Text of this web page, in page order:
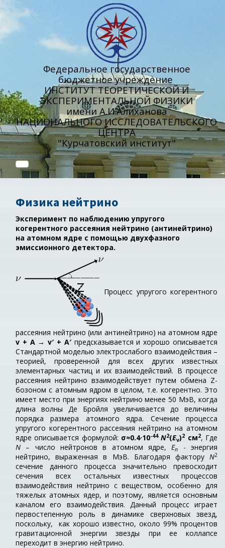
Федеральное государственное
бюджетное учреждение
ИНСТИТУТ ТЕОРЕТИЧЕСКОЙ И
ЭКСПЕРИМЕНТАЛЬНОЙ ФИЗИКИ
имени А.И.Алиханова
НАЦИОНАЛЬНОГО ИССЛЕДОВАТЕЛЬСКОГО
ЦЕНТРА
"Курчатовский институт"
Физика нейтрино
Эксперимент по наблюдению упругого
когерентного рассеяния нейтрино (антинейтрино)
на атомном ядре с помощью двухфазного
эмиссионного детектора.
Процесс упругого когерентного
рассеяния нейтрино (или антинейтрино) на атомном ядре
v + A → v′ + A′предсказывается и хорошо описывается
Стандартной моделью электрослабого взаимодействия –
теорией, проверенной для всех других известных
элементарных частиц и их взаимодействий. В процессе
рассеяния нейтрино взаимодействует путем обмена Z-
бозоном с атомным ядром в целом, т.е. когерентно. Это
имеет место при энергиях нейтрино менее 50 МэВ, когда
длина волны Де Бройля увеличивается до величины
порядка размера атомного ядра. Сечение процесса
упругого когерентного рассеяния нейтрино на атомном
ядре описывается формулой: σ≈0.4·10-44 N2(Ev)2 см2, Где
N – число нейтронов в атомном ядре,En
- энергия
нейтрино, выраженная в МэВ. Благодаря фактору N2
сечение данного процесса значительно превосходит
сечения всех остальных известных процессов
взаимодействия нейтрино с веществом, особенно для
тяжелых атомных ядер, и поэтому, является основным
каналом его взаимодействия. Данный процесс играет
первостепенную роль в динамике сверхновых звезд,
поскольку, как хорошо известно, около 99% процентов
гравитационной энергии звезды при ее коллапсе
переходит в энергию нейтрино.